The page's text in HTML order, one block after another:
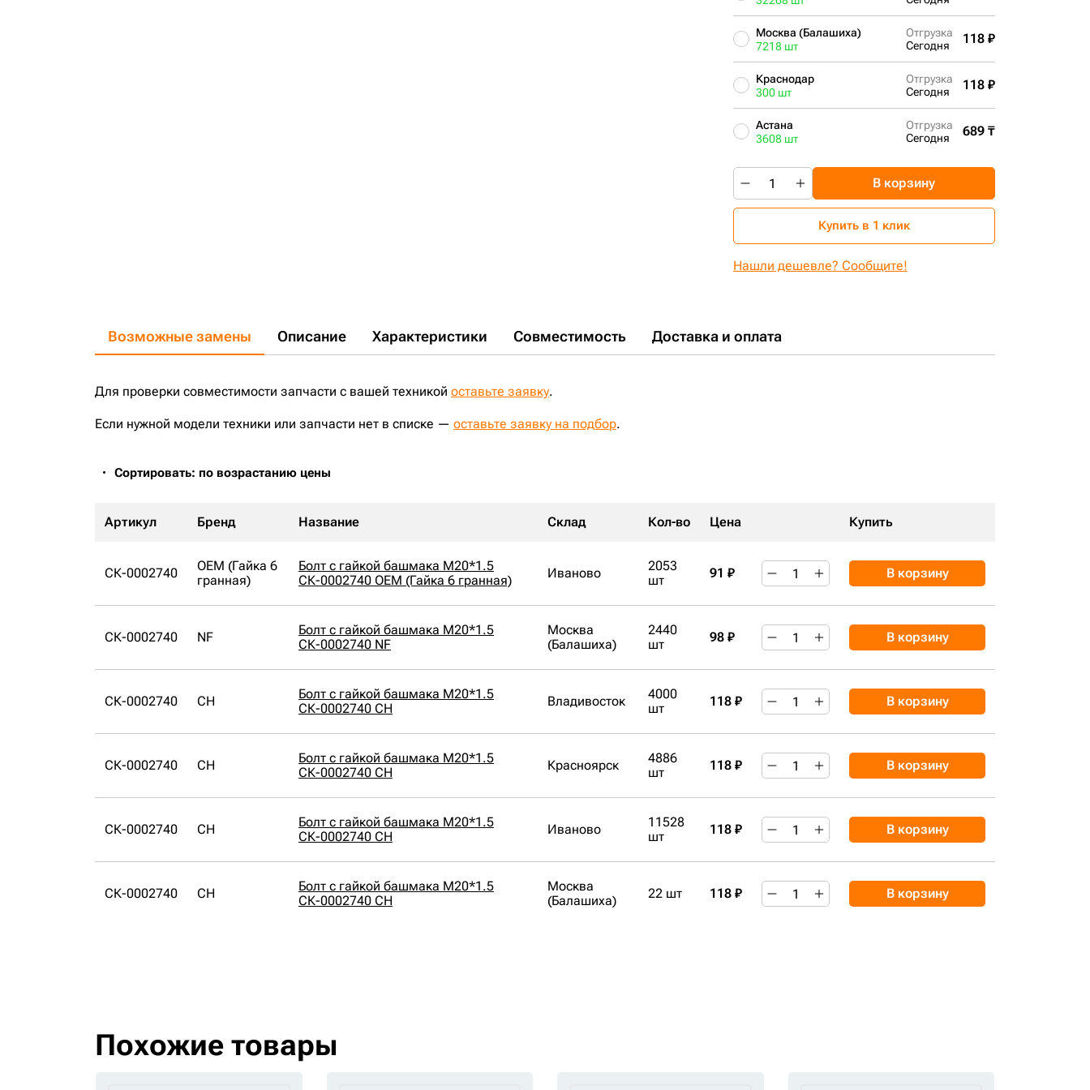
Москва (Балашиха)
7218 шт
Отгрузка
Сегодня
118 ₽
Краснодар
300 шт
Отгрузка
Сегодня
118 ₽
Астана
3608 шт
Отгрузка
Сегодня
689 ₸
В корзину
Купить в 1 клик
Нашли дешевле? Сообщите!
Возможные замены Описание Характеристики Совместимость Доставка и оплата
Для проверки совместимости запчасти с вашей техникой оставьте заявку.
Если нужной модели техники или запчасти нет в списке — оставьте заявку на подбор.
Сортировать: по возрастанию цены
Артикул Бренд Название Склад Кол-во Цена Купить
СК-0002740
OEM (Гайка 6
гранная)
Болт с гайкой башмака M20*1.5
СК-0002740 OEM (Гайка 6 гранная)
Иваново
2053
шт
91 ₽ В корзину
СК-0002740 NF
Болт с гайкой башмака M20*1.5
СК-0002740 NF
Москва
(Балашиха)
2440
шт
98 ₽ В корзину
СК-0002740 CH
Болт с гайкой башмака M20*1.5
СК-0002740 CH
Владивосток
4000
шт
118 ₽ В корзину
СК-0002740 CH
Болт с гайкой башмака M20*1.5
СК-0002740 CH
Красноярск
4886
шт
118 ₽ В корзину
СК-0002740 CH
Болт с гайкой башмака M20*1.5
СК-0002740 CH
Иваново
11528
шт
118 ₽ В корзину
СК-0002740 CH
Болт с гайкой башмака M20*1.5
СК-0002740 CH
Москва
(Балашиха)
22 шт 118 ₽ В корзину
Похожие товары